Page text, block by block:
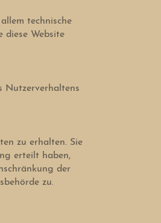
technische
diese Website
Nutzerverhaltens
zu erhalten. Sie
erteilt haben,
der
zu.